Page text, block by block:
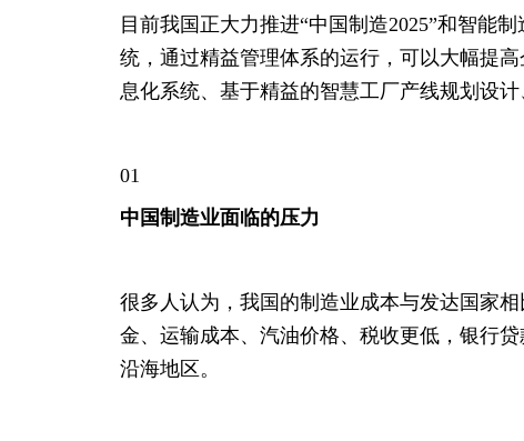
目前我国正大力推进“中国制造2025”和智能
统，通过精益管理体系的运行，可以大幅提
息化系统、基于精益的智慧工厂产线规划设
01
中国制造业面临的压力
很多人认为，我国的制造业成本与发达国家
金、运输成本、汽油价格、税收更低，银行
沿海地区。